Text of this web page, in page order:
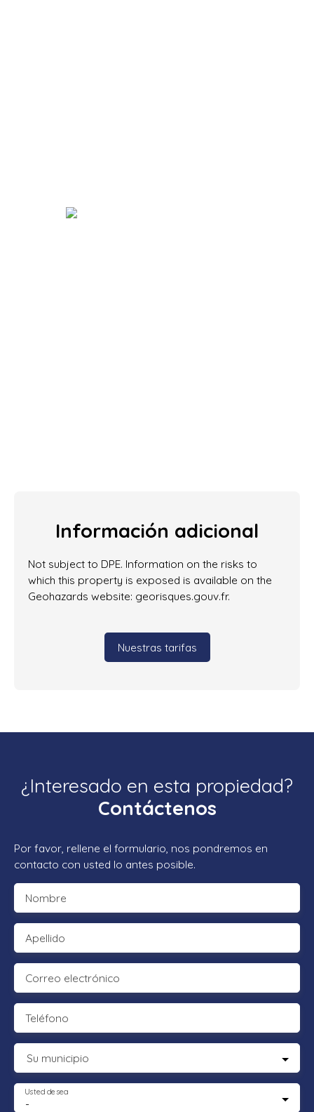
Información adicional
Not subject to DPE. Information on the risks to
which this property is exposed is available on the
Geohazards website: georisques.gouv.fr.
Nuestras tarifas
¿Interesado en esta propiedad?
Contáctenos
Por favor, rellene el formulario, nos pondremos en
contacto con usted lo antes posible.
Nombre
Apellido
Correo electrónico
Teléfono
Su municipio
-
Usted desea